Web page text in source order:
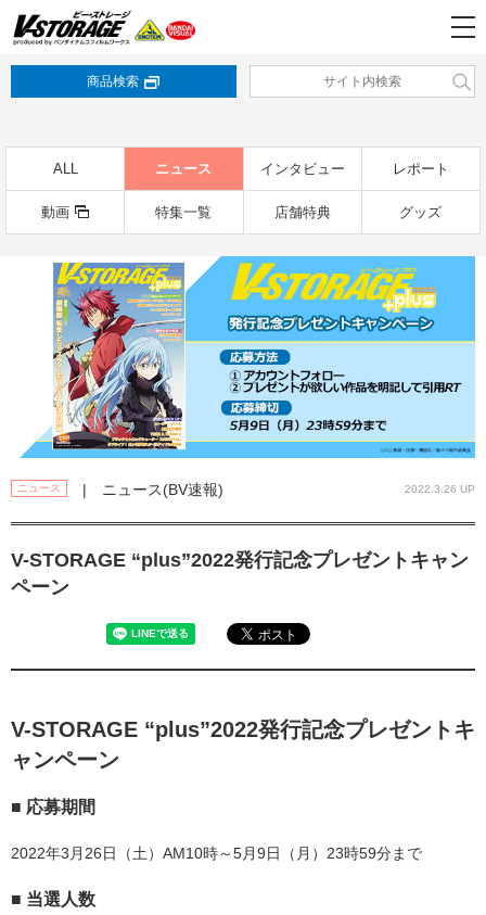
商品検索
ALL ニュース インタビュー レポート
動画 特集一覧 店舗特典 グッズ
ニュース | ニュース(BV速報) 2022.3.26 UP
V-STORAGE “plus”2022発行記念プレゼントキャン
ペーン
V-STORAGE “plus”2022発行記念プレゼントキ
ャンペーン
■ 応募期間
2022年3月26日（土）AM10時～5月9日（月）23時59分まで
■ 当選人数